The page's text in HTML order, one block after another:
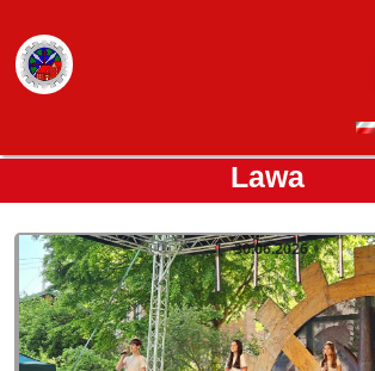
Lawa
Lawa
30.06.2026